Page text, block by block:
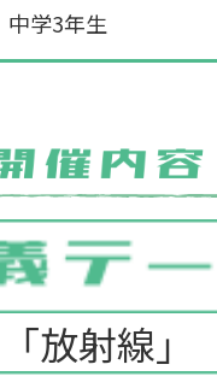
中学3年生
「放射線」